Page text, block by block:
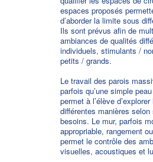
espaces proposés
d’aborder la limite sous
Ils sont prévus afin de
ambiances de qualités
individuels, stimulants /
petits / grands.
Le travail des parois
parfois qu’une simple
permet à l’élève
différentes manières
besoins. Le mur, parfois
appropriable, rangement
permet le contrôle des
visuelles, acoustiques et